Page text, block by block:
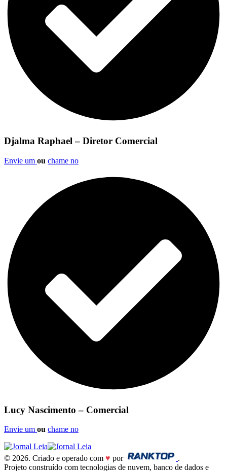
Djalma Raphael – Diretor Comercial
Envie um ou chame no
Lucy Nascimento – Comercial
Envie um ou chame no
© 2026. Criado e operado com ♥ por
.
Projeto construído com tecnologias de nuvem, banco de dados e